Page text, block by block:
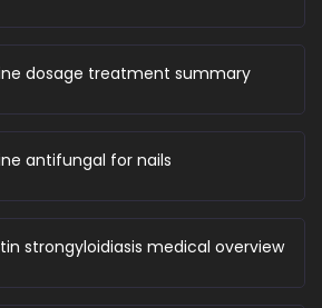
dosage treatment summary
antifungal for nails
strongyloidiasis medical overview